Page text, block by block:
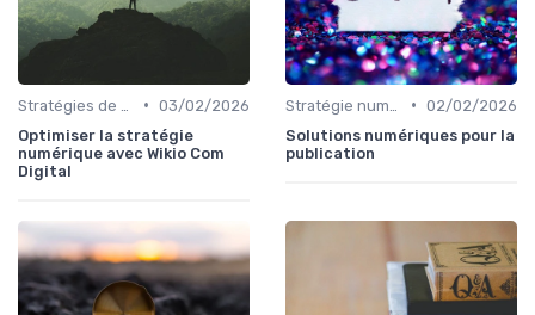
• 03/02/2026
Optimiser la stratégie
numérique avec Wikio Com
Digital
• 02/02/2026
Solutions numériques pour la
publication